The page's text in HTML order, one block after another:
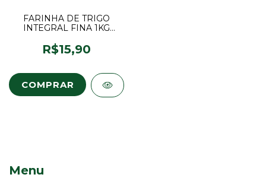
FARINHA DE TRIGO
INTEGRAL FINA 1KG
R$15,90
Menu